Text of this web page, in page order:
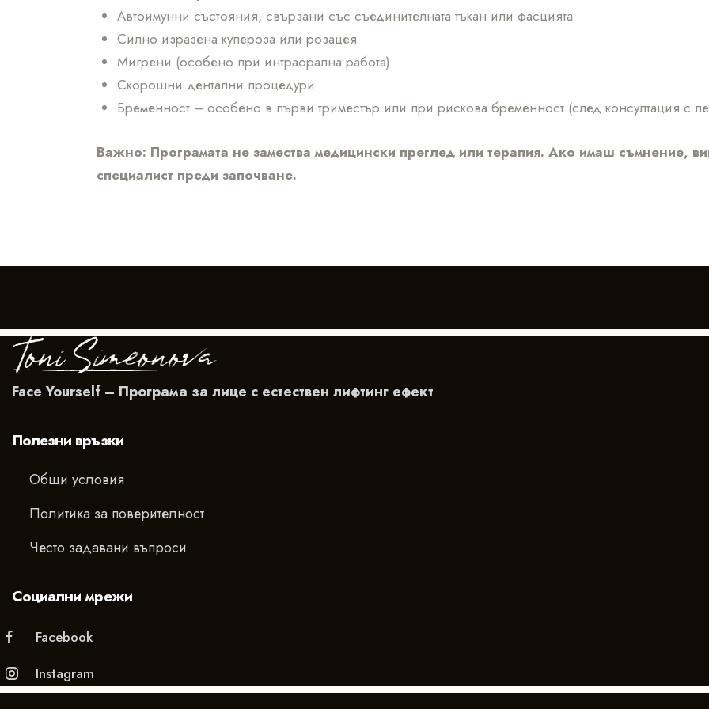
Автоимунни състояния, свързани със съединителната тъкан или фасцията
Силно изразена купероза или розацея
Мигрени (особено при интраорална работа)
Скорошни дентални процедури
Бременност – особено в първи триместър или при рискова бременност (след консултация с
Важно: Програмата не замества медицински преглед или терапия. Ако имаш съмнение,
специалист преди започване.
Face Yourself – Програма за лице с естествен лифтинг ефект
Полезни връзки
Общи условия
Политика за поверителност
Често задавани въпроси
Социални мрежи
Facebook
Instagram